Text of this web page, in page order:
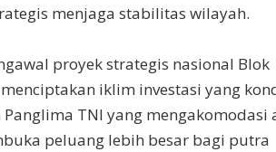
menjaga stabilitas wilayah.
proyek strategis nasional Blok
iklim investasi yang
TNI yang mengakomodasi
peluang lebih besar bagi putra